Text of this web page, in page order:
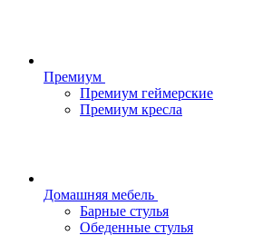
Премиум
Премиум геймерские
Премиум кресла
Домашняя мебель
Барные стулья
Обеденные стулья